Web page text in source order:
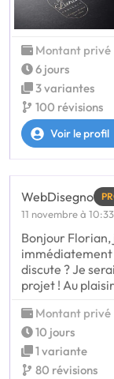
Montant privé
6 jours
3 variantes
100 révisions
Voir le profil
WebDisegno
11 novembre à 10:33
Bonjour
immédiatement
discute ? Je
projet ! Au
Montant privé
10 jours
1 variante
80 révisions